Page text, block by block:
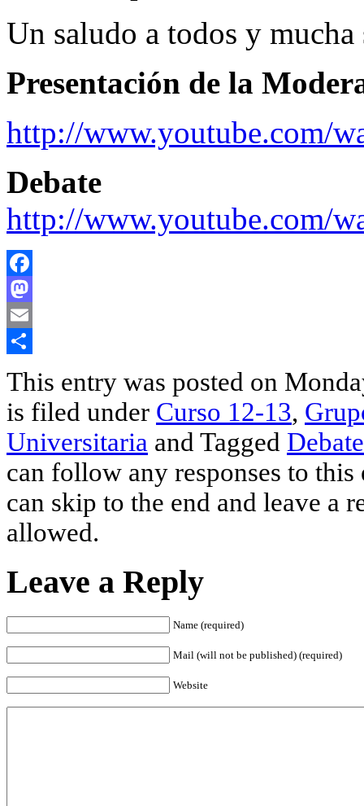
Un saludo a todos y
Presentación de la
http://www.youtube.com/
Debate
http://www.youtube.com/
Facebook
Mastodon
Email
This entry was posted on
is filed under Curso 12-13,
Universitaria and Tagged Debate
can follow any responses to
can skip to the end and leave a
allowed.
Leave a Reply
Name (required)
Mail (will not be published) (required)
Website